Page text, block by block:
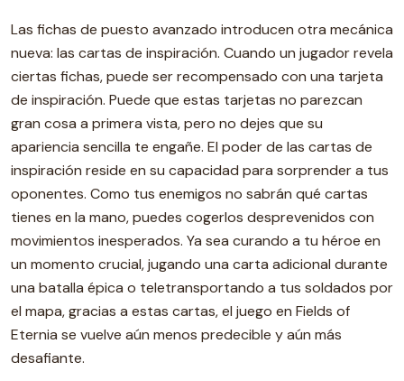
Las fichas de puesto avanzado introducen otra mecánica
nueva: las cartas de inspiración. Cuando un jugador revela
ciertas fichas, puede ser recompensado con una tarjeta
de inspiración. Puede que estas tarjetas no parezcan
gran cosa a primera vista, pero no dejes que su
apariencia sencilla te engañe. El poder de las cartas de
inspiración reside en su capacidad para sorprender a tus
oponentes. Como tus enemigos no sabrán qué cartas
tienes en la mano, puedes cogerlos desprevenidos con
movimientos inesperados. Ya sea curando a tu héroe en
un momento crucial, jugando una carta adicional durante
una batalla épica o teletransportando a tus soldados por
el mapa, gracias a estas cartas, el juego en Fields of
Eternia se vuelve aún menos predecible y aún más
desafiante.